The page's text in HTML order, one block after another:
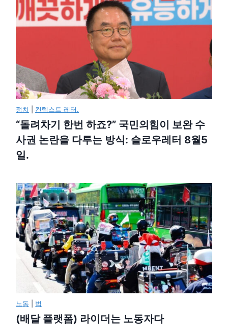
정치 컨텍스트 레터.
“돌려차기 한번 하죠?” 국민의힘이 보완 수
사권 논란을 다루는 방식: 슬로우레터 8월5
일.
노동 법
(배달 플랫폼) 라이더는 노동자다